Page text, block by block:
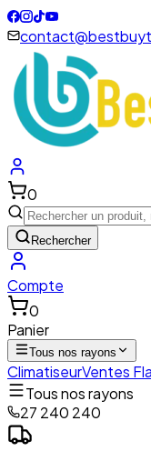
0
Rechercher
Compte
0
Panier
Tous nos rayons
ClimatiseurVentes
Tous nos rayons
27 240 240